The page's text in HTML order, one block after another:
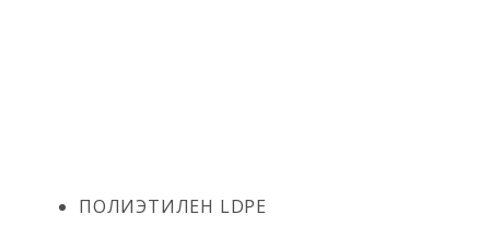
ПОЛИЭТИЛЕН LDPE